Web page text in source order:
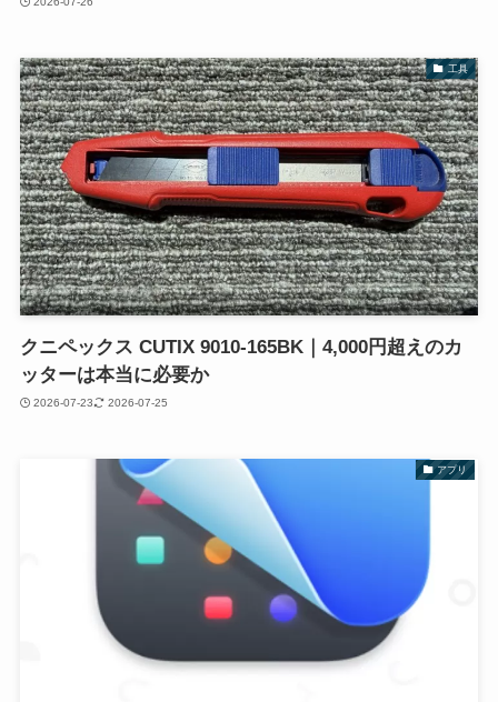
工具
クニペックス CUTIX 9010-165BK｜4,000円超えのカ
ッターは本当に必要か
2026-07-23 2026-07-25
アプリ